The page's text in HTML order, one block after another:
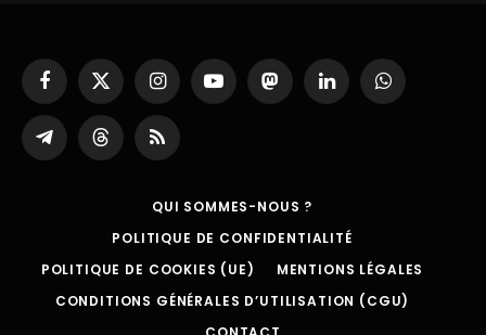
Facebook
X
(Twitter)
InstagramYouTubeMastodonLinkedInWhatsApp
Partager
sur
ThreadsRSS
QUI SOMMES-NOUS ?
POLITIQUE DE CONFIDENTIALITÉ
POLITIQUE DE COOKIES (UE)
MENTIONS LÉGALES
CONDITIONS GÉNÉRALES D’UTILISATION (CGU)